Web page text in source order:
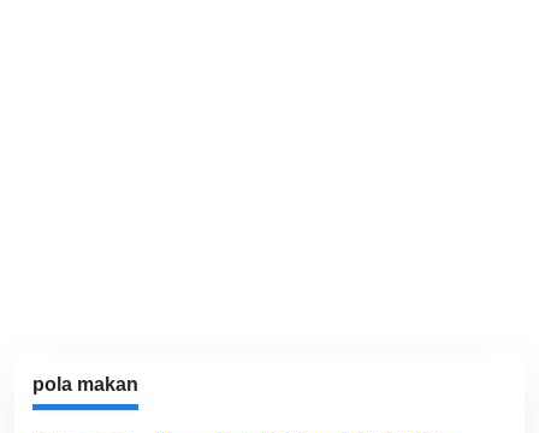
pola makan